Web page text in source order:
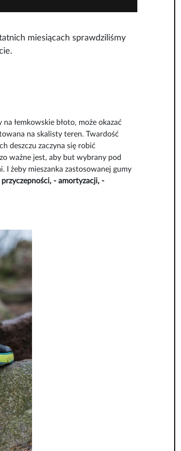
miesiącach sprawdziliśmy
łemkowskie błoto, może okazać
na skalisty teren. Twardość
deszczu zaczyna się robić
ważne jest, aby but wybrany pod
I żeby mieszanka zastosowanej gumy
- amortyzacji, -